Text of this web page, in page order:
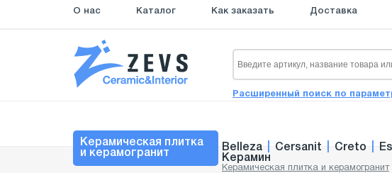
О нас Каталог Как заказать Доставка
Расширенный поиск по
Керамическая плитка
и керамогранит
Belleza Cersanit Creto
Керамин
Керамическая плитка и керамогранит